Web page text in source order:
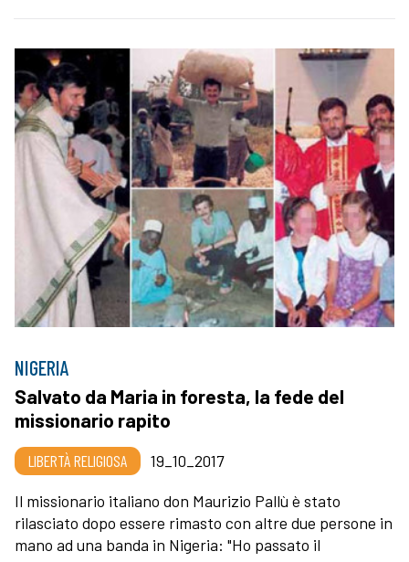
NIGERIA
Salvato da Maria in foresta, la fede del
missionario rapito
LIBERTÀ RELIGIOSA
19_10_2017
Il missionario italiano don Maurizio Pallù è stato
rilasciato dopo essere rimasto con altre due persone in
mano ad una banda in Nigeria: "Ho passato il